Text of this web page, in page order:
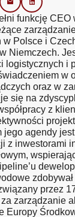
funkcję
w Polsce i
Niemczech.
logistycznych i
w
oraz w
się na
z
jego agendy
z inwestorami
przez
zarządzanie
Europy